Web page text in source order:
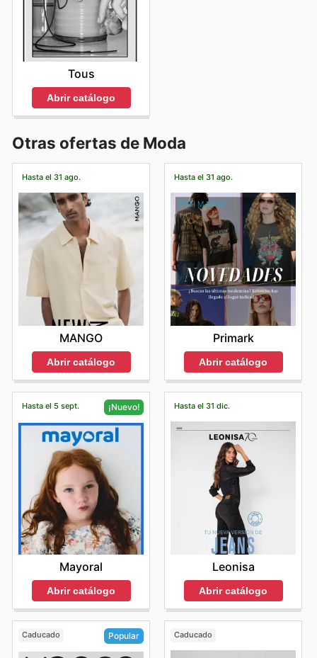
Tous
Abrir catálogo
Otras ofertas de Moda
Hasta el 31 ago.
MANGO
Abrir catálogo
Hasta el 31 ago.
Primark
Abrir catálogo
Hasta el 5 sept. ¡Nuevo!
Mayoral
Abrir catálogo
Hasta el 31 dic.
Leonisa
Abrir catálogo
Caducado Popular Caducado